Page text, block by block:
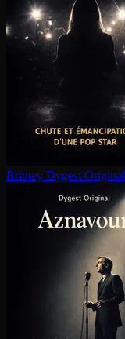
Britney Dygest Original